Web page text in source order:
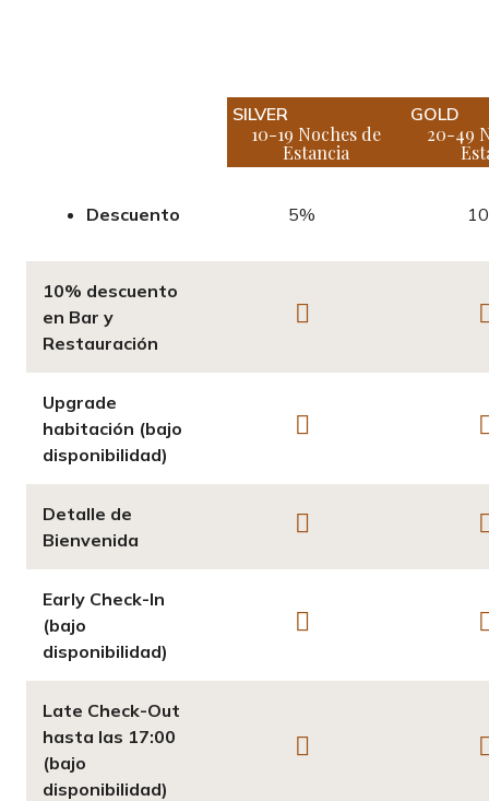
SILVER
10-19 Noches de
Estancia
GOLD
20-49
Descuento 5%
10% descuento
en Bar y
Restauración
Upgrade
habitación (bajo
disponibilidad)
Detalle de
Bienvenida
Early Check-In
(bajo
disponibilidad)
Late Check-Out
hasta las 17:00
(bajo
disponibilidad)